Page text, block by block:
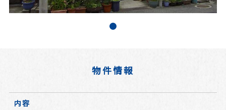
物件情報
内容